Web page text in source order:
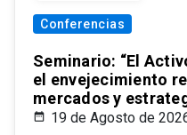
Conferencias
Seminario: “El
el envejecimiento
mercados y
19 de Agosto de